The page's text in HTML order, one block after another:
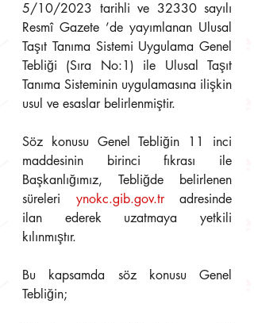
5/10/2023 tarihli ve 32330 sayılı
Resmî Gazete ’de yayımlanan Ulusal
Taşıt Tanıma Sistemi Uygulama Genel
Tebliği (Sıra No:1) ile Ulusal Taşıt
Tanıma Sisteminin uygulamasına ilişkin
usul ve esaslar belirlenmiştir.
Söz konusu Genel Tebliğin 11 inci
maddesinin birinci fıkrası ile
Başkanlığımız, Tebliğde belirlenen
süreleri ynokc.gib.gov.tr adresinde
ilan ederek uzatmaya yetkili
kılınmıştır.
Bu kapsamda söz konusu Genel
Tebliğin;